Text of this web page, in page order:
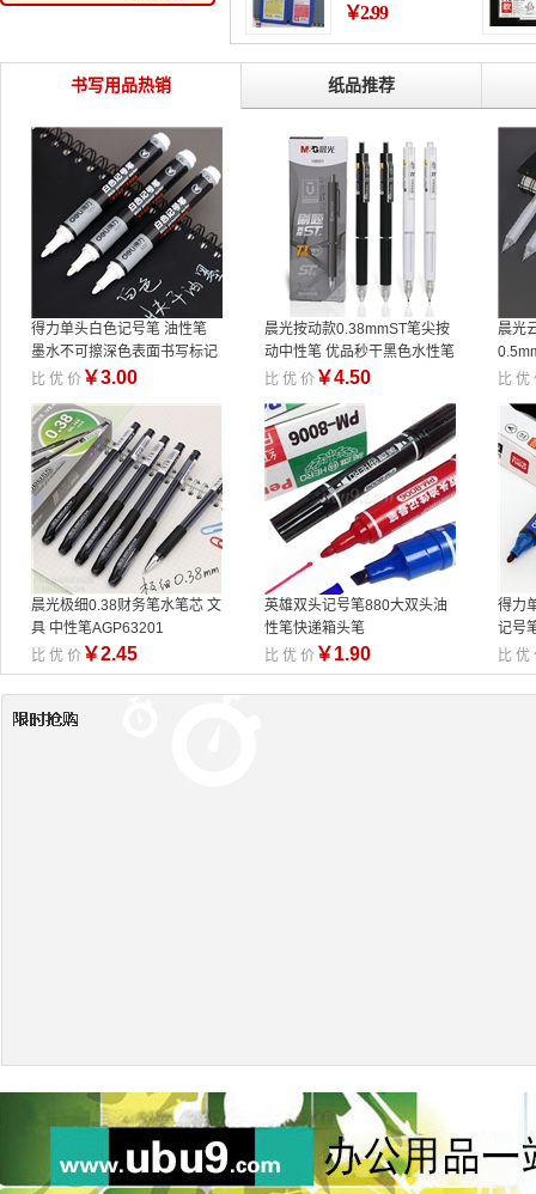
金方头胸卡绳套装
￥2.99
书写用品热销 纸品推荐
得力单头白色记号笔 油性笔
墨水不可擦深色表面书写标记
比 优 价 ￥3.00
晨光按动款0.38mmST笔尖按
动中性笔 优品秒干黑色水性笔
书写文具
比 优 价 ￥4.50
晨光
比 优
晨光极细0.38财务笔水笔芯 文
具 中性笔AGP63201
比 优 价 ￥2.45
英雄双头记号笔880大双头油
性笔快递箱头笔
比 优 价 ￥1.90
得力
记号
具批
比 优